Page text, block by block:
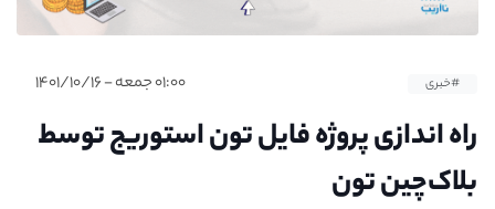
#خبری ۰۱:۰۰ جمعه - ۱۴۰۱/۱۰/۱۶
راه اندازی پروژه فایل تون استوریج توسط
بلاک‌چین تون